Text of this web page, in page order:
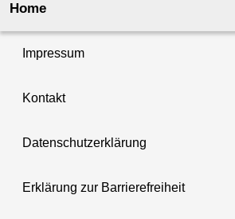
Home
Impressum
Kontakt
Datenschutzerklärung
Erklärung zur Barrierefreiheit